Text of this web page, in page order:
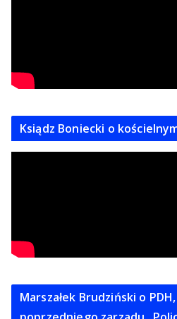
Ksiądz Boniecki o
Marszałek Brudziński o